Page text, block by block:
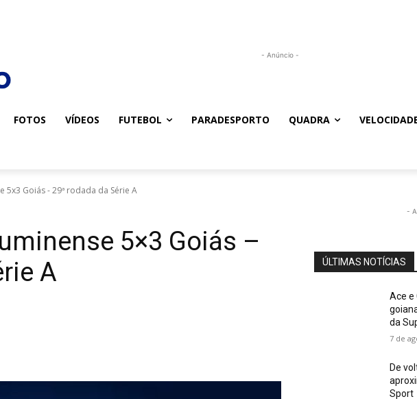
- Anúncio -
FOTOS VÍDEOS FUTEBOL PARADESPORTO QUADRA
5x3 Goiás - 29ª rodada da Série A
5×3 Goiás –
A
-
ÚLTIMAS NOTÍCIAS
Ace e
da
7 de
De
Sport